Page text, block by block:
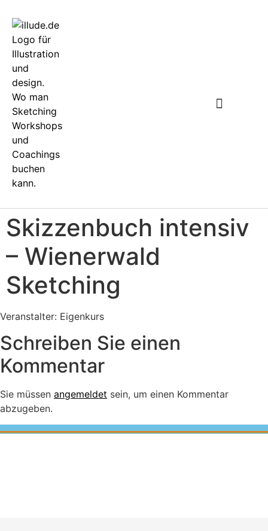
Skizzenbuch intensiv
– Wienerwald
Sketching
Veranstalter: Eigenkurs
Schreiben Sie einen
Kommentar
Sie müssen angemeldet sein, um einen Kommentar
abzugeben.